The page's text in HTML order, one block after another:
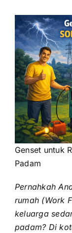
Genset untuk
Padam
Pernahkah
rumah (Work
keluarga
padam? Di